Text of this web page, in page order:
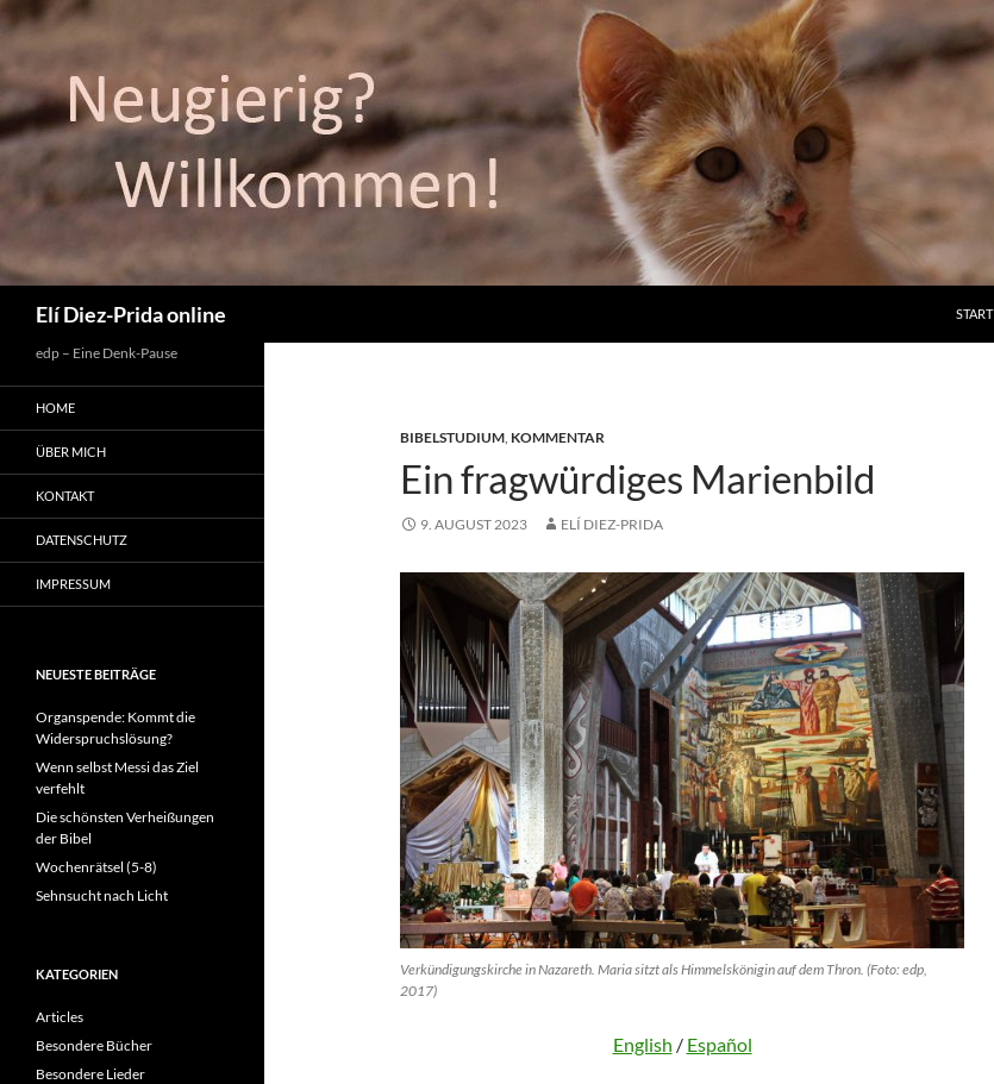
Elí Diez-Prida online
START
BIBELSTUDIUM, KOMMENTAR
Ein fragwürdiges Marienbild
9. AUGUST 2023 ELÍ DIEZ-PRIDA
Verkündigungskirche in Nazareth. Maria sitzt als Himmelskönigin auf dem Thron. (Foto: edp,
2017)
English / Español
edp – Eine Denk-Pause
HOME
ÜBER MICH
KONTAKT
DATENSCHUTZ
IMPRESSUM
NEUESTE BEITRÄGE
Organspende: Kommt die
Widerspruchslösung?
Wenn selbst Messi das Ziel
verfehlt
Die schönsten Verheißungen
der Bibel
Wochenrätsel (5-8)
Sehnsucht nach Licht
KATEGORIEN
Articles
Besondere Bücher
Besondere Lieder